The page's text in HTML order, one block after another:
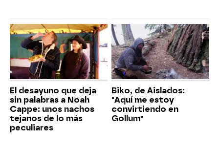
El desayuno que deja
sin palabras a Noah
Cappe: unos nachos
tejanos de lo más
peculiares
Biko, de Aislados:
"Aquí me estoy
convirtiendo en
Gollum"